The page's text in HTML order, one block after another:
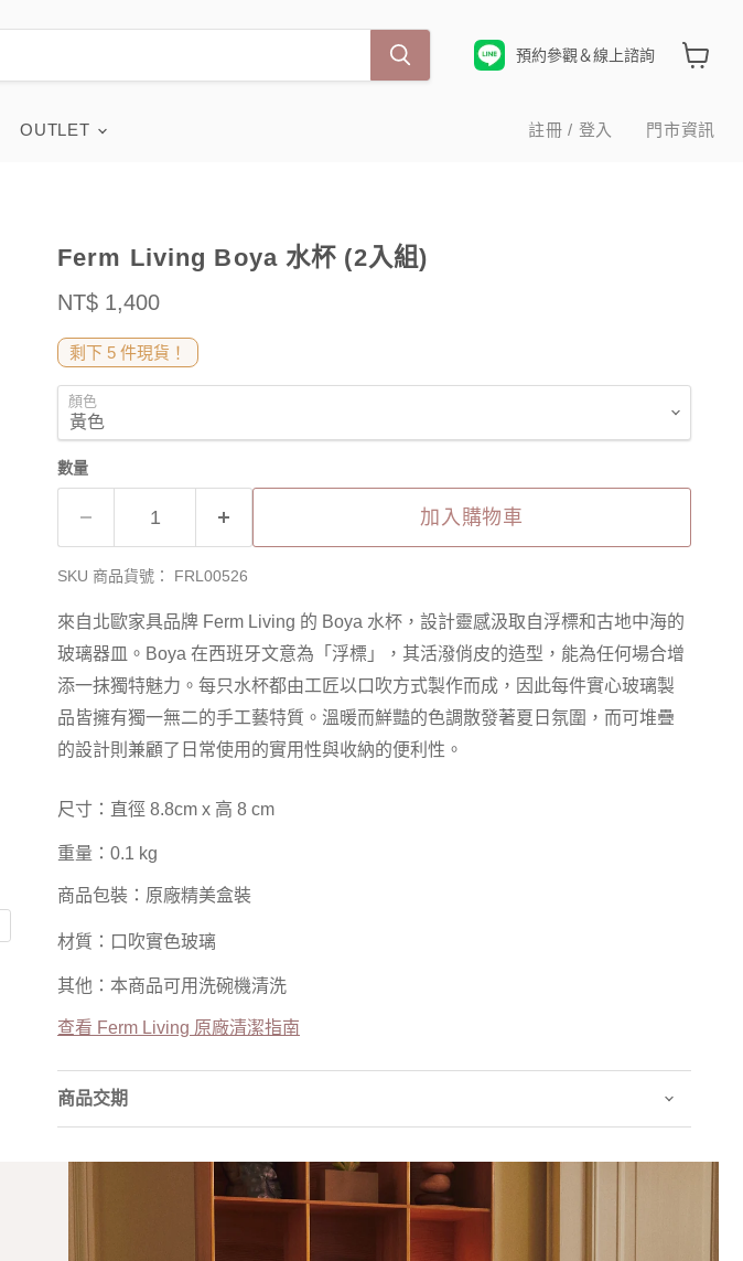
預約參觀＆線上諮詢
物
OUTLET 註冊 / 登入 門市資訊
Ferm Living Boya 水杯 (2入組)
售價
NT$ 1,400
剩下 5 件現貨！
顏色
數量
加入購物車
SKU 商品貨號： FRL00526
來自北歐家具品牌 Ferm Living 的 Boya 水杯，設計靈感汲取自浮標和古地中海的
玻璃器皿。Boya 在西班牙文意為「浮標」，其活潑俏皮的造型，能為任何場合增
添一抹獨特魅力。每只水杯都由工匠以口吹方式製作而成，因此每件實心玻璃製
品皆擁有獨一無二的手工藝特質。溫暖而鮮豔的色調散發著夏日氛圍，而可堆疊
的設計則兼顧了日常使用的實用性與收納的便利性。
尺寸：直徑 8.8cm x 高 8 cm
重量：0.1 kg
商品包裝：原廠精美盒裝
材質：口吹實色玻璃
其他：本商品可用洗碗機清洗
查看 Ferm Living 原廠清潔指南
商品交期